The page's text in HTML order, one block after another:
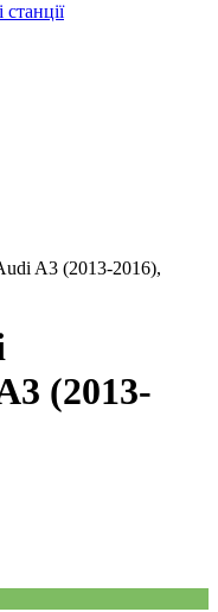
A3 (2013-2016),
(2013-